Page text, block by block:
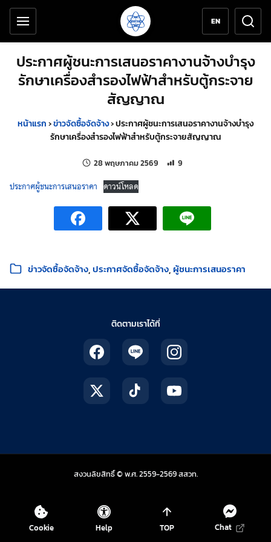
ข้ามไปยังเนื้อหาหลัก
เครื่องมือช่วยเหลือ
EN
ประกาศผู้ชนะการเสนอราคางานจ้างบำรุง
รักษาเครื่องสำรองไฟฟ้าสำหรับตู้กระจาย
สัญญาณ
หน้าแรก›ข่าวจัดซื้อจัดจ้าง›ประกาศผู้ชนะการเสนอราคางานจ้างบำรุง
รักษาเครื่องสำรองไฟฟ้าสำหรับตู้กระจายสัญญาณ
28 พฤษภาคม 2569 แก้ไขล่าสุดเมื่อ:
จำนวนการเข้าชม 9 ครั้ง
9
ประกาศผู้ชนะการเสนอราคา ดาวน์โหลด
หมวดหมู่:
ข่าวจัดซื้อจัดจ้าง ประกาศจัดซื้อจัดจ้าง ผู้ชนะการเสนอราคา
ติดตามเราได้ที่
สงวนลิขสิทธิ์ © พ.ศ. 2559-2569สสวท.สถาบันส่งเสริมการสอ
Cookie Help TOP Chat